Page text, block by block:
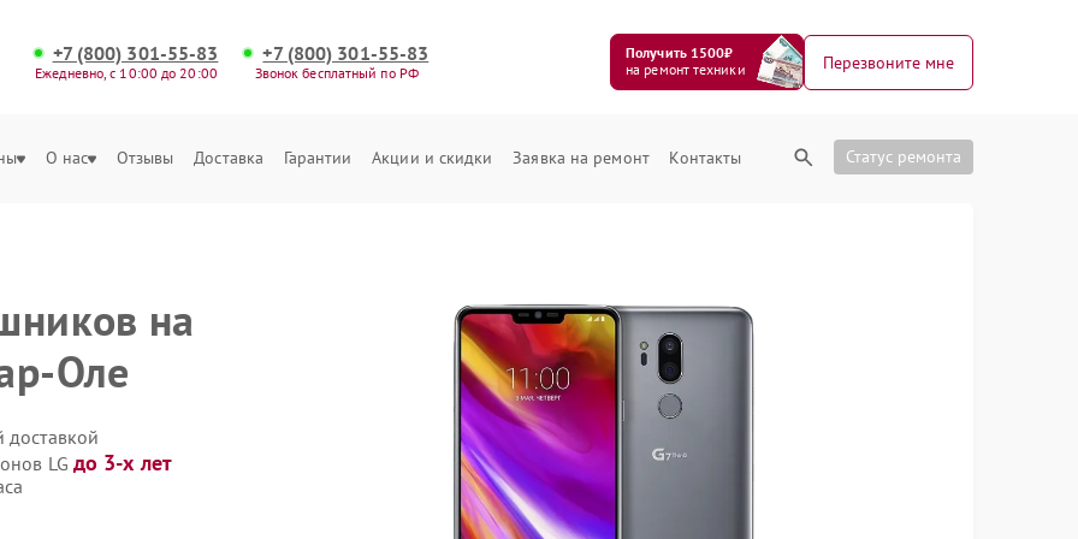
+7 (800) 301-55-83
Ежедневно, с 10:00 до 20:00
+7 (800) 301-55-83
Звонок бесплатный по РФ
Получить 1500₽
на ремонт техники
Перезвоните мне
О нас Отзывы Доставка Гарантии Акции и скидки Заявка на ремонт Контакты Статус ремонта
на
Оле
доставкой
LG до 3-х лет